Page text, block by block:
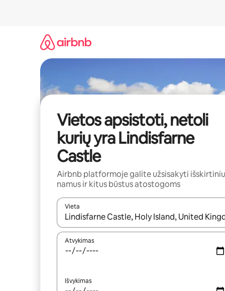
Vietos apsistoti, netoli
kurių yra Lindisfarne
Castle
Airbnb platformoje galite užsisakyti
namus ir kitus būstus atostogoms
Vieta
Kai pasirodys paieškos rezultatai, juos naršyti
Atvykimas
Išvykimas